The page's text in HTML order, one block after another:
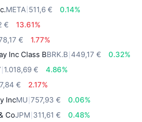
META 511,6 €
0.14%
€
13.61%
€
1.77%
Inc Class BBRK.B 449,17 €
0.32%
1.018,69 €
4.86%
€
2.17%
IncMU 757,93 €
0.06%
CoJPM 311,61 €
0.48%